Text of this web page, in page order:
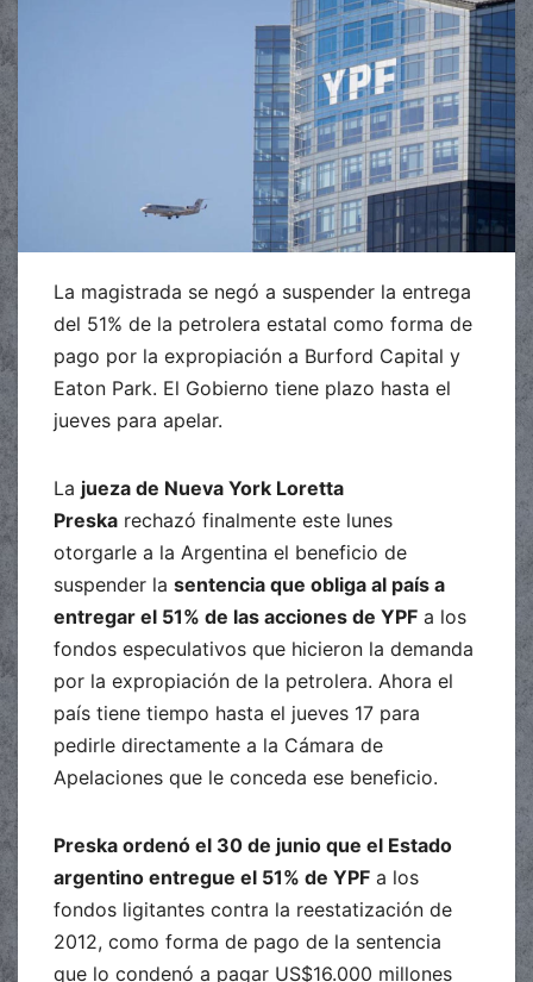
La magistrada se negó a suspender la entrega
del 51% de la petrolera estatal como forma de
pago por la expropiación a Burford Capital y
Eaton Park. El Gobierno tiene plazo hasta el
jueves para apelar.
La jueza de Nueva York Loretta
Preska rechazó finalmente este lunes
otorgarle a la Argentina el beneficio de
suspender la sentencia que obliga al país a
entregar el 51% de las acciones de YPF a los
fondos especulativos que hicieron la demanda
por la expropiación de la petrolera. Ahora el
país tiene tiempo hasta el jueves 17 para
pedirle directamente a la Cámara de
Apelaciones que le conceda ese beneficio.
Preska ordenó el 30 de junio que el Estado
argentino entregue el 51% de YPF a los
fondos ligitantes contra la reestatización de
2012, como forma de pago de la sentencia
que lo condenó a pagar US$16.000 millones